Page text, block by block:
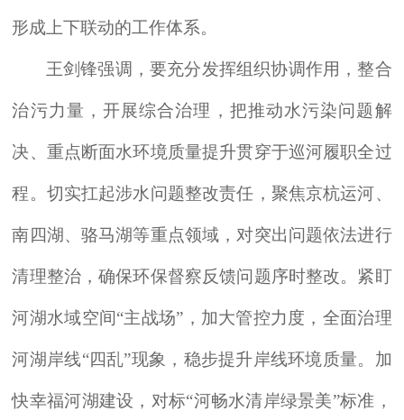
形成上下联动的工作体系。
王剑锋强调，要充分发挥组织协调作用，整合
治污力量，开展综合治理，把推动水污染问题解
决、重点断面水环境质量提升贯穿于巡河履职全过
程。切实扛起涉水问题整改责任，聚焦京杭运河、
南四湖、骆马湖等重点领域，对突出问题依法进行
清理整治，确保环保督察反馈问题序时整改。紧盯
河湖水域空间“主战场”，加大管控力度，全面治理
河湖岸线“四乱”现象，稳步提升岸线环境质量。加
快幸福河湖建设，对标“河畅水清岸绿景美”标准，